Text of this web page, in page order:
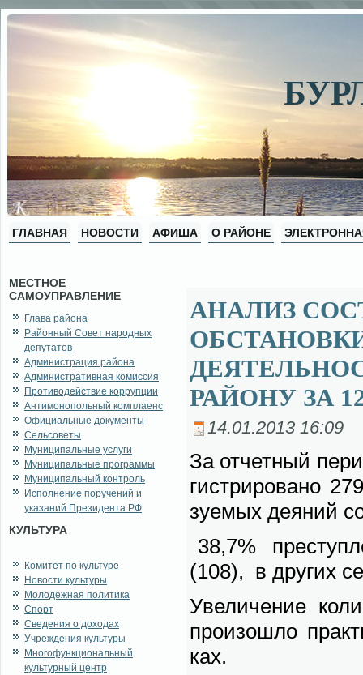
ГЛАВНАЯ НОВОСТИ АФИША О РАЙОНЕ
МЕСТНОЕ
САМОУПРАВЛЕНИЕ
Глава района
Районный Совет народных
депутатов
Администрация района
Административная комиссия
Противодействие коррупции
Антимонопольный комплаенс
Официальные документы
Сельсоветы
Муниципальные услуги
Муниципальные программы
Муниципальный контроль
Исполнение поручений и
указаний Президента РФ
КУЛЬТУРА
Комитет по культуре
Новости культуры
Молодежная политика
Спорт
Сведения о доходах
Учреждения культуры
Многофункциональный
культурный центр
АНАЛИЗ
РАЙОНУ ЗА
14.01.2013 16:09
За от­чет­ный
ги­стри­ро­ва­но
зу­е­мых де­я­ний
38,7%
(108), в дру­гих
Уве­ли­че­ние
про­изо­шло
ках.